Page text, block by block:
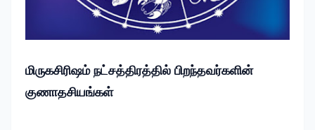
மிருகசிரிஷம்நட்சத்திரத்தில் பிறந்தவர்களின்
குணாதசியங்கள்